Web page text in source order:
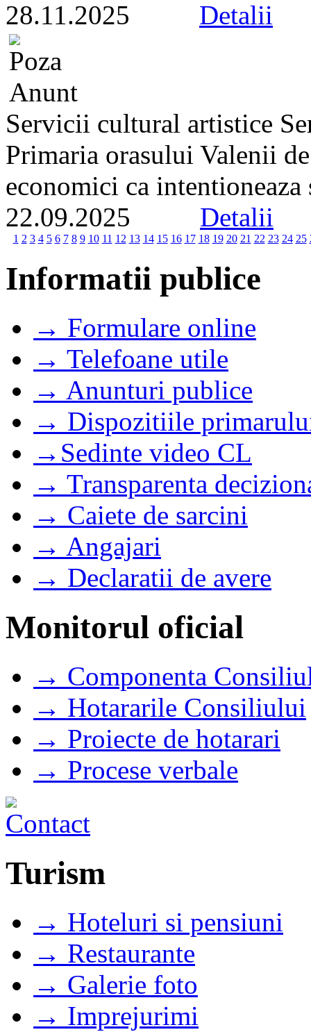
28.11.2025 Detalii
Servicii cultural artistice
Primaria orasului Valenii
economici ca
22.09.2025 Detalii
1 2 3 4 5 6 7 8 9 10 11 12 13 14 15 16 17 18 19 20 21 22 23 24 25
Informatii publice
→ Formulare online
→ Telefoane utile
→ Anunturi publice
→ Dispozitiile
→Sedinte video CL
→ Transparenta
→ Caiete de sarcini
→ Angajari
→ Declaratii de avere
Monitorul oficial
→ Componenta
→ Hotararile Consiliului
→ Proiecte de hotarari
→ Procese verbale
Turism
→ Hoteluri si pensiuni
→ Restaurante
→ Galerie foto
→ Imprejurimi